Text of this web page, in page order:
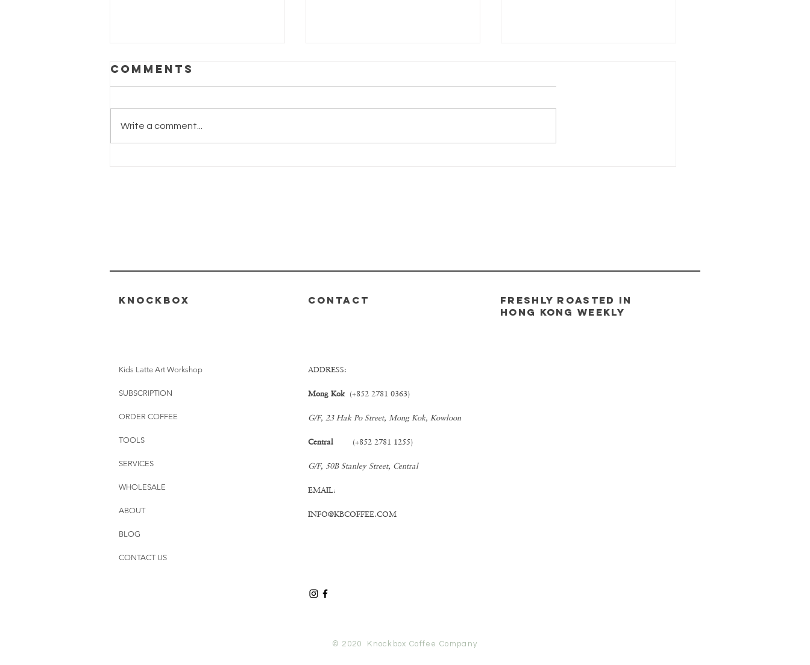
咖啡世界地圖 - 也門
淺談咖啡: 首爾咖啡展
Comments
Write a comment...
KNOCKBOX
Kids Latte Art Workshop
SUBSCRIPTION
ORDER COFFEE
TOOLS
SERVICES
WHOLESALE
ABOUT
BLOG
CONTACT US
CONTACT
FRESHLY ROASTED IN
Hong KongweeklY
ADDRESS:
Mong Kok (+852 2781 0363)
G/F, 23 Hak Po Street, Mong Kok, Kowloon
Central (+852 2781 1255)
G/F, 50B Stanley Street, Central
EMAIL:
INFO@KBCOFFEE.COM
© 2020 Knockbox Coffee Company